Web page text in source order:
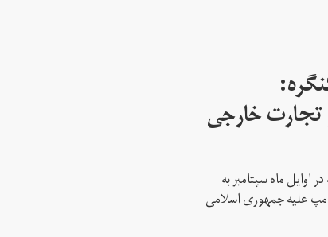
دلار تجارت خارجی
اوایل ماه سپتامبر به
علیه جمهوری اسلامی